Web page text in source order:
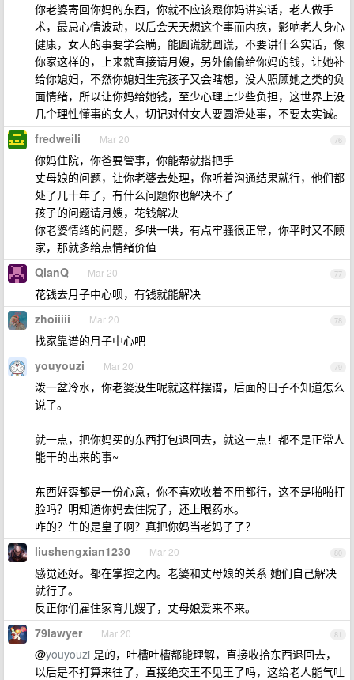
你老婆寄回你妈的东西，你就不应该跟你妈讲实话，老人做手
术，最忌心情波动，以后会天天想这个事而内疚，影响老人身心
健康，女人的事要学会瞒，能圆谎就圆谎，不要讲什么实话，像
你家这样的，上来就直接请月嫂，另外偷偷给你妈的钱，让她补
给你媳妇，不然你媳妇生完孩子又会瞎想，没人照顾她之类的负
面情绪，所以让你妈给她钱，至少心理上少些负担，这世界上没
几个理性懂事的女人，切记对付女人要圆滑处事，不要太实诚。
76
fredweili Mar 20
你妈住院，你爸要管事，你能帮就搭把手
丈母娘的问题，让你老婆去处理，你听着沟通结果就行，他们都
处了几十年了，有什么问题你也解决不了
孩子的问题请月嫂，花钱解决
你老婆情绪的问题，多哄一哄，有点牢骚很正常，你平时又不顾
家，那就多给点情绪价值
77
QlanQ Mar 20
花钱去月子中心呗，有钱就能解决
78
zhoiiiii Mar 20
找家靠谱的月子中心吧
79
youyouzi Mar 20
泼一盆冷水，你老婆没生呢就这样摆谱，后面的日子不知道怎么
说了。
就一点，把你妈买的东西打包退回去，就这一点！都不是正常人
能干的出来的事~
东西好孬都是一份心意，你不喜欢收着不用都行，这不是啪啪打
脸吗？明知道你妈去住院了，还上眼药水。
咋的？生的是皇子啊？真把你妈当老妈子了？
80
liushengxian1230 Mar 20
感觉还好。都在掌控之内。老婆和丈母娘的关系 她们自己解决
就行了。
反正你们雇住家育儿嫂了，丈母娘爱来不来。
81
79lawyer Mar 20
@youyouzi 是的，吐槽吐槽都能理解，直接收拾东西退回去，
以后是不打算来往了，直接绝交王不见王了吗，这给老人能气吐